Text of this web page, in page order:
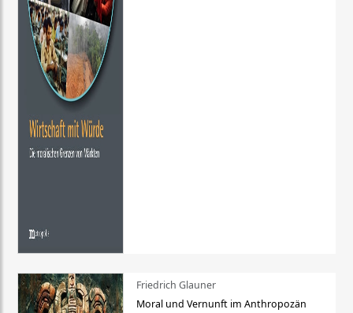
Friedrich Glauner
Moral und Vernunft im Anthropozän